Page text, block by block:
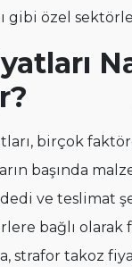
gibi özel
birçok
başında
ve teslimat
bağlı olarak
strafor takoz